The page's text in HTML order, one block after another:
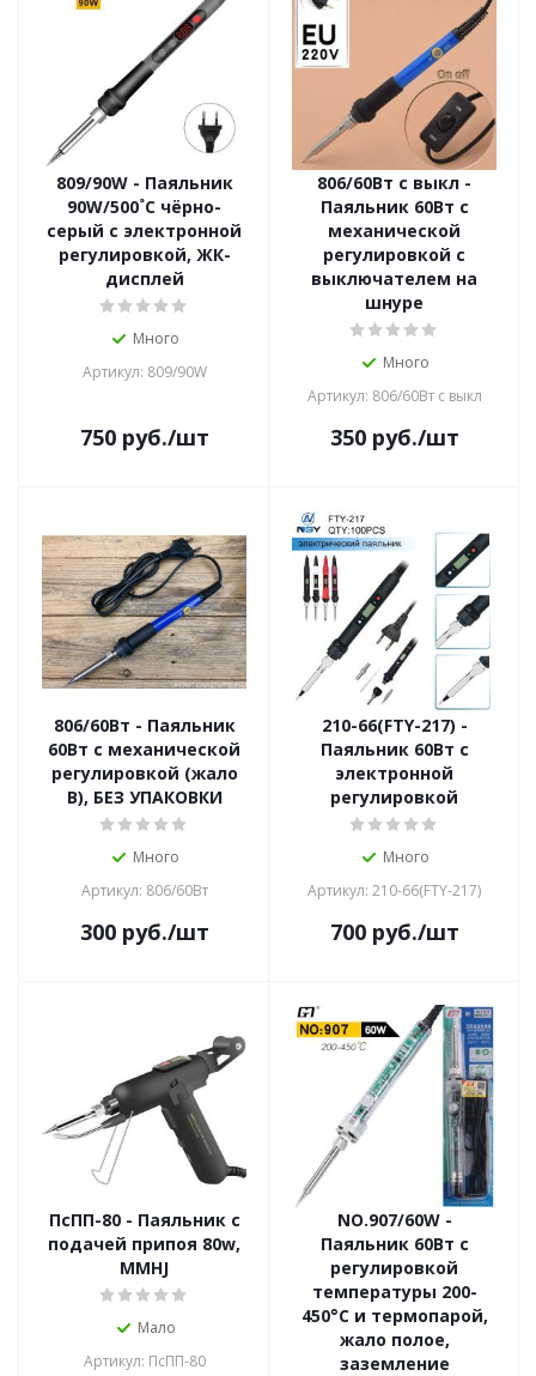
809/90W - Паяльник
90W/500˚С чёрно-
серый с электронной
регулировкой, ЖК-
дисплей
Много
Артикул: 809/90W
750руб./шт
806/60Вт с выкл -
Паяльник 60Вт с
механической
регулировкой с
выключателем на
шнуре
Много
Артикул: 806/60Вт с выкл
350руб./шт
806/60Вт - Паяльник
60Вт с механической
регулировкой (жало
В), БЕЗ УПАКОВКИ
Много
Артикул: 806/60Вт
300руб./шт
210-66(FTY-217) -
Паяльник 60Вт с
электронной
регулировкой
Много
Артикул: 210-66(FTY-217)
700руб./шт
ПсПП-80 - Паяльник с
подачей припоя 80w,
MMHJ
Мало
Артикул: ПсПП-80
NO.907/60W -
Паяльник 60Вт с
регулировкой
температуры 200-
450°C и термопарой,
жало полое,
заземление